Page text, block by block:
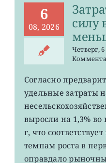
6
08, 2026
силу
Четверг, 6
Согласно
удельные затраты
выросли на 1,3% во
г, что
темпам роста в
оправдало